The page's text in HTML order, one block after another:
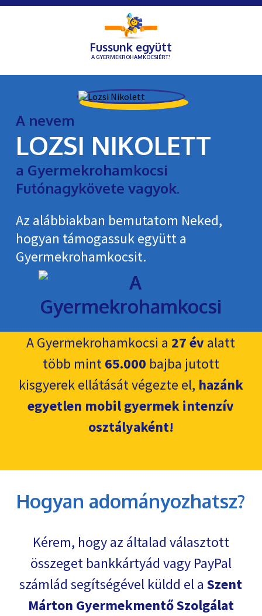
Fussunk együtt
A GYERMEKROHAMKOCSIÉRT!
A nevem
LOZSI NIKOLETT
a Gyermekrohamkocsi
Futónagykövete vagyok.
Az alábbiakban bemutatom Neked,
hogyan támogassuk együtt a
Gyermekroham­kocsit.
A Gyermekrohamkocsi a 27 évalatt
több mint65.000 bajba jutott
kisgyerek ellátását végezte el, hazánk
egyetlen mobil gyermek intenzív
osztályaként!
Hogyan adományozhatsz?
Kérem, hogy az általad választott
összeget bankkártyád vagy PayPal
számlád segítségével küldd el aSzent
Márton Gyermekmentő Szolgálat